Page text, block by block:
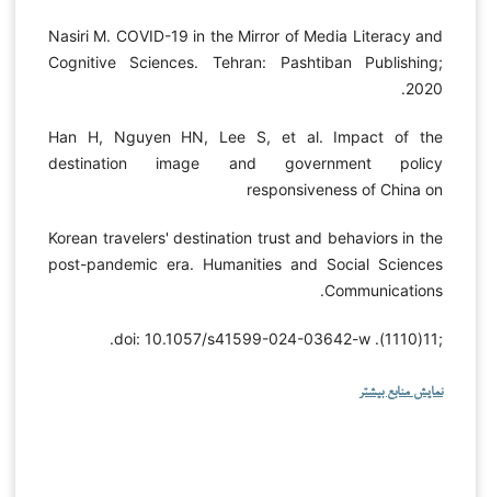
Nasiri M. COVID-19 in the Mirror of Media Literacy and
Cognitive Sciences. Tehran: Pashtiban Publishing;
2020.
Han H, Nguyen HN, Lee S, et al. Impact of the
destination image and government policy
responsiveness of China on
Korean travelers' destination trust and behaviors in the
post-pandemic era. Humanities and Social Sciences
Communications.
;11(1110). doi: 10.1057/s41599-024-03642-w.
نمایش منابع بیشتر